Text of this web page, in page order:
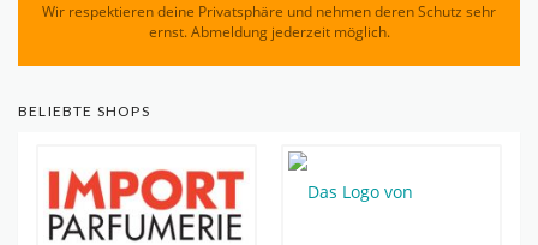
Wir respektieren deine Privatsphäre und nehmen deren Schutz sehr
ernst. Abmeldung jederzeit möglich.
BELIEBTE SHOPS